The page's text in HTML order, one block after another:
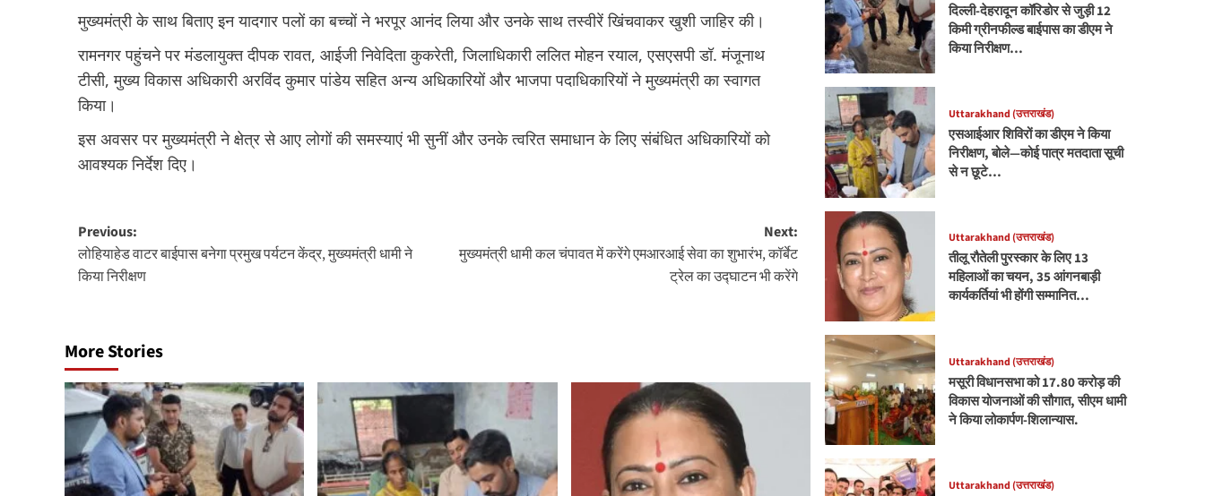
मुख्यमंत्री के साथ बिताए इन यादगार पलों का बच्चों ने भरपूर आनंद लिया और उनके साथ तस्वीरें खिंचवाकर खुशी जाहिर की।
रामनगर पहुंचने पर मंडलायुक्त दीपक रावत, आईजी निवेदिता कुकरेती, जिलाधिकारी ललित मोहन रयाल, एसएसपी डॉ. मंजूनाथ
टीसी, मुख्य विकास अधिकारी अरविंद कुमार पांडेय सहित अन्य अधिकारियों और भाजपा पदाधिकारियों ने मुख्यमंत्री का स्वागत
किया।
इस अवसर पर मुख्यमंत्री ने क्षेत्र से आए लोगों की समस्याएं भी सुनीं और उनके त्वरित समाधान के लिए संबंधित अधिकारियों को
आवश्यक निर्देश दिए।
Post
navigation
Previous:
लोहियाहेड वाटर बाईपास बनेगा प्रमुख पर्यटन केंद्र, मुख्यमंत्री धामी ने
किया निरीक्षण
Next:
मुख्यमंत्री धामी कल चंपावत में करेंगे एमआरआई सेवा का शुभारंभ, कॉर्बेट
ट्रेल का उद्घाटन भी करेंगे
More Stories
दिल्ली-देहरादून कॉरिडोर से जुड़ी 12
किमी ग्रीनफील्ड बाईपास का डीएम ने
किया निरीक्षण…
Uttarakhand (उत्तराखंड)
एसआईआर शिविरों का डीएम ने किया
निरीक्षण, बोले—कोई पात्र मतदाता सूची
से न छूटे…
Uttarakhand (उत्तराखंड)
तीलू रौतेली पुरस्कार के लिए 13
महिलाओं का चयन, 35 आंगनबाड़ी
कार्यकर्तियां भी होंगी सम्मानित…
Uttarakhand (उत्तराखंड)
मसूरी विधानसभा को 17.80 करोड़ की
विकास योजनाओं की सौगात, सीएम धामी
ने किया लोकार्पण-शिलान्यास.
Uttarakhand (उत्तराखंड)